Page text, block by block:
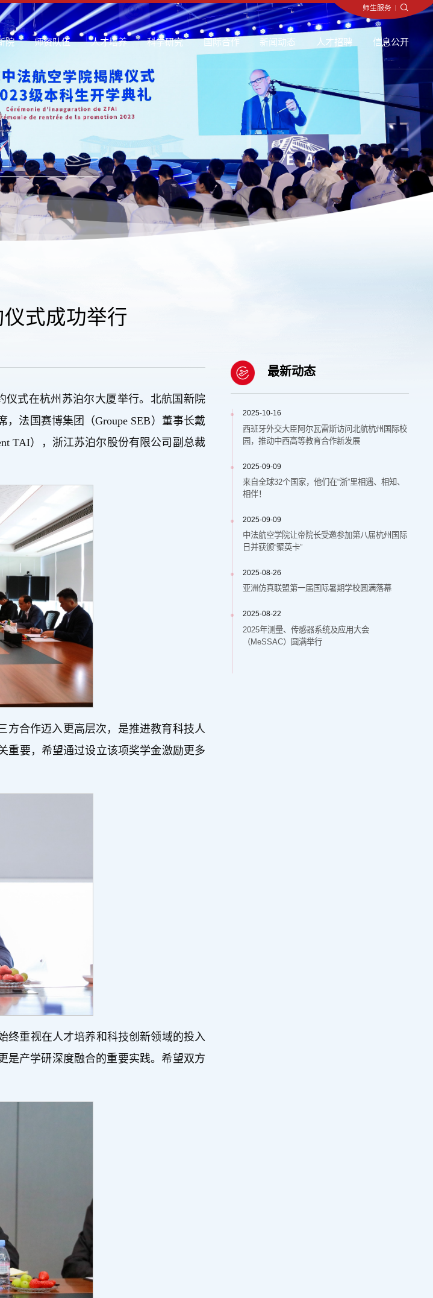
师生服务
师生服务
师生服务
师生服务
师生服务
师生服务
师生服务
师生服务
师生服务
师生服务
师生服务
师生服务
师生服务
师生服务
师生服务
师生服务
师生服务
师生服务
师生服务
师生服务
师生服务
师生服务
师生服务
师生服务
师生服务
师生服务
师生服务
师生服务
师生服务
师生服务
师生服务
师生服务
师生服务
师生服务
师生服务
师生服务
师生服务
师生服务
师生服务
师生服务
师生服务
师生服务
师生服务
师生服务
师生服务
师生服务
师生服务
师生服务
师生服务
师生服务
师生服务
师生服务
师生服务
师生服务
师生服务
师生服务
师生服务
师生服务
师生服务
师生服务
师生服务
师生服务
师生服务
师生服务
师生服务
师生服务
师生服务
师生服务
师生服务
师生服务
师生服务
师生服务
师生服务
师生服务
师生服务
师生服务
师生服务
师生服务
师生服务